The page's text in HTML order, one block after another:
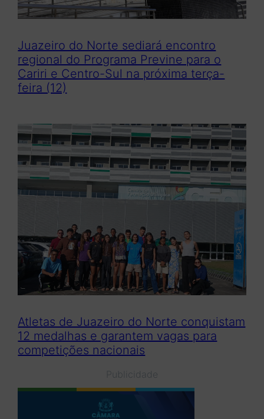
Juazeiro do Norte sediará encontro
regional do Programa Previne para o
Cariri e Centro-Sul na próxima terça-
feira (12)
Atletas de Juazeiro do Norte conquistam
12 medalhas e garantem vagas para
competições nacionais
Publicidade